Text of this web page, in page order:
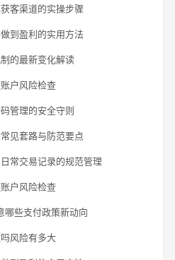
客渠道的实操步骤
到盈利的实用方法
的最新变化解读
户风险检查
管理的安全守则
见套路与防范要点
常交易记录的规范管理
户风险检查
哪些支付政策新动向
风险有多大